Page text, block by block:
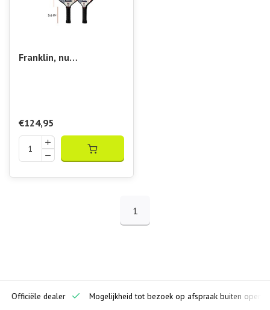
Franklin, nu
€124,95
1
dealer Mogelijkheid tot bezoek op afspraak buiten openingstijden